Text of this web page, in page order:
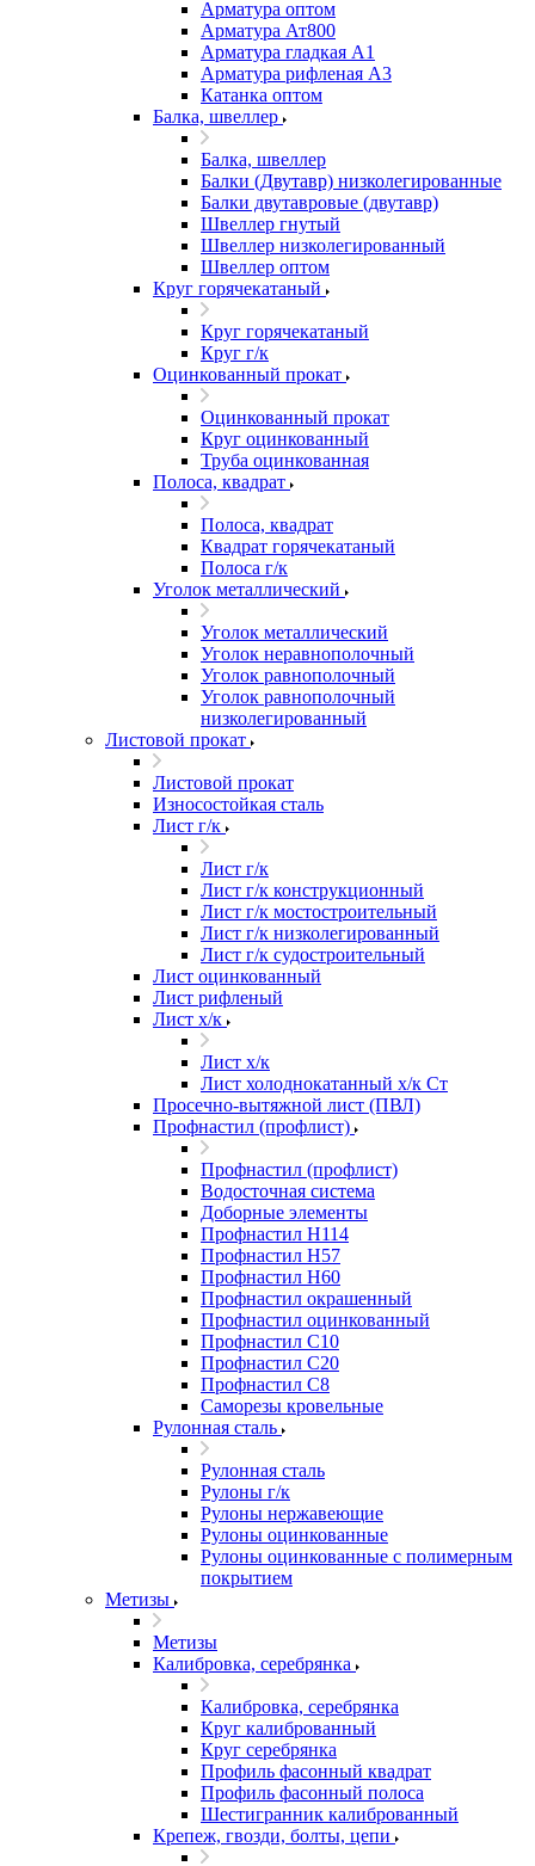
Арматура оптом
Арматура Ат800
Арматура гладкая А1
Арматура рифленая А3
Катанка оптом
Балка, швеллер
Балка, швеллер
Балки (Двутавр) низколегированные
Балки двутавровые (двутавр)
Швеллер гнутый
Швеллер низколегированный
Швеллер оптом
Круг горячекатаный
Круг горячекатаный
Круг г/к
Оцинкованный прокат
Оцинкованный прокат
Круг оцинкованный
Труба оцинкованная
Полоса, квадрат
Полоса, квадрат
Квадрат горячекатаный
Полоса г/к
Уголок металлический
Уголок металлический
Уголок неравнополочный
Уголок равнополочный
Уголок равнополочный
низколегированный
Листовой прокат
Листовой прокат
Износостойкая сталь
Лист г/к
Лист г/к
Лист г/к конструкционный
Лист г/к мостостроительный
Лист г/к низколегированный
Лист г/к судостроительный
Лист оцинкованный
Лист рифленый
Лист х/к
Лист х/к
Лист холоднокатанный х/к Ст
Просечно-вытяжной лист (ПВЛ)
Профнастил (профлист)
Профнастил (профлист)
Водосточная система
Доборные элементы
Профнастил Н114
Профнастил Н57
Профнастил Н60
Профнастил окрашенный
Профнастил оцинкованный
Профнастил С10
Профнастил С20
Профнастил С8
Саморезы кровельные
Рулонная сталь
Рулонная сталь
Рулоны г/к
Рулоны нержавеющие
Рулоны оцинкованные
Рулоны оцинкованные с полимерным
покрытием
Метизы
Метизы
Калибровка, серебрянка
Калибровка, серебрянка
Круг калиброванный
Круг серебрянка
Профиль фасонный квадрат
Профиль фасонный полоса
Шестигранник калиброванный
Крепеж, гвозди, болты, цепи